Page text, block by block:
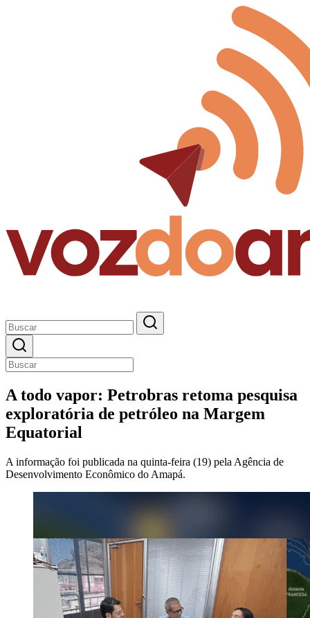
A todo vapor: Petrobras retoma pesquisa
exploratória de petróleo na Margem
Equatorial
A informação foi publicada na quinta-feira (19) pela Agência de
Desenvolvimento Econômico do Amapá.